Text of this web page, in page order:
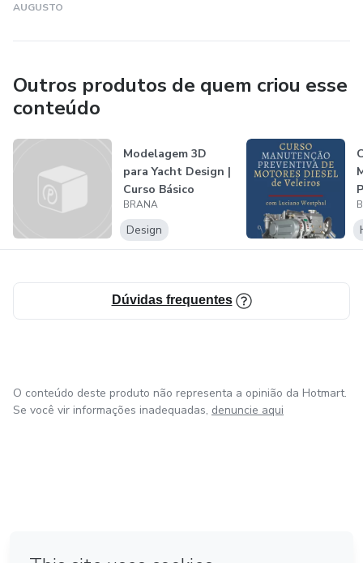
AUGUSTO
Outros produtos de quem criou esse
conteúdo
Modelagem 3D
para Yacht Design |
Curso Básico
BRANA
Design
Dúvidas frequentes
O conteúdo deste produto não representa a opinião da Hotmart.
Se você vir informações inadequadas, denuncie aqui